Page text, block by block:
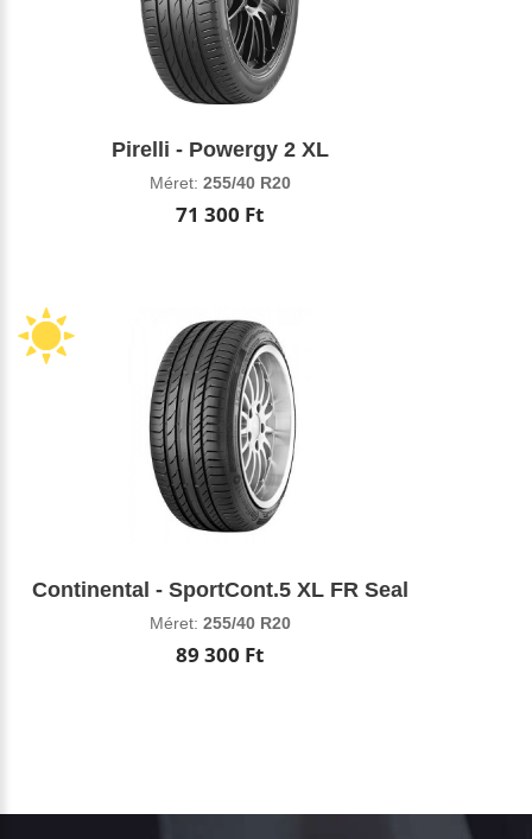
Pirelli - Powergy 2 XL
Méret: 255/40 R20
71 300 Ft
Continental - SportCont.5 XL FR Seal
Méret: 255/40 R20
89 300 Ft